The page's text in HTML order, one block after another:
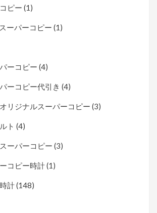
ピー (1)
ーパーコピー (1)
ーコピー (4)
ーコピー代引き (4)
リジナルスーパーコピー (3)
ト (4)
ーパーコピー (3)
コピー時計(1)
計(148)